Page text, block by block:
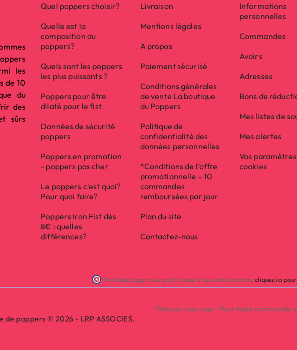
les
de 10
du
des
sûrs
Quel poppers choisir?
Quelle est la
composition du
poppers?
Quels sont les poppers
les plus puissants ?
Poppers pour être
dilaté pour le fist
Données de sécurité
poppers
Poppers en promotion
- poppers pas cher
Le poppers c'est quoi?
Pour quoi faire?
Poppers Iron Fist dès
8€ : quelles
différences?
Livraison
Mentions légales
A propos
Paiement sécurisé
Conditions générales
de vente La boutique
du Poppers
Politique de
confidentialité des
données personnelles
*Conditions de l’offre
promotionnelle – 10
commandes
remboursées par jour
Plan du site
Contactez-nous
Informations
personnelles
Commandes
Avoirs
Adresses
Bons de
Mes listes de
Mes alertes
Vos
cookies
Marchand approuvé par la Société des Avis Garantis,cliquez ici
poppers © 2026 - LRP ASSOCIES.
*Demain chez vous : Pour toute commande